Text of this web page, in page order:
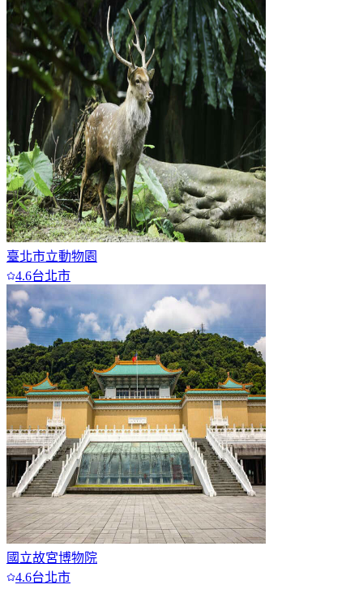
臺北市立動物園
4.6台北市
國立故宮博物院
4.6台北市